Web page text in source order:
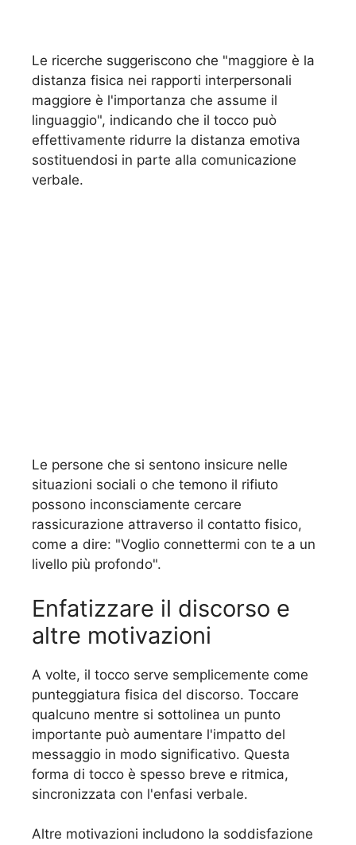
Le ricerche suggeriscono che "maggiore è la
distanza fisica nei rapporti interpersonali
maggiore è l'importanza che assume il
linguaggio", indicando che il tocco può
effettivamente ridurre la distanza emotiva
sostituendosi in parte alla comunicazione
verbale.
Le persone che si sentono insicure nelle
situazioni sociali o che temono il rifiuto
possono inconsciamente cercare
rassicurazione attraverso il contatto fisico,
come a dire: "Voglio connettermi con te a un
livello più profondo".
Enfatizzare il discorso e
altre motivazioni
A volte, il tocco serve semplicemente come
punteggiatura fisica del discorso. Toccare
qualcuno mentre si sottolinea un punto
importante può aumentare l'impatto del
messaggio in modo significativo. Questa
forma di tocco è spesso breve e ritmica,
sincronizzata con l'enfasi verbale.
Altre motivazioni includono la soddisfazione